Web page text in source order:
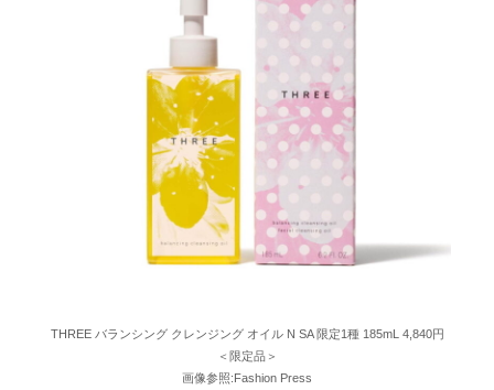
THREE バランシング クレンジング オイル N SA 限定1種 185mL 4,840円
＜限定品＞
画像参照:Fashion Press